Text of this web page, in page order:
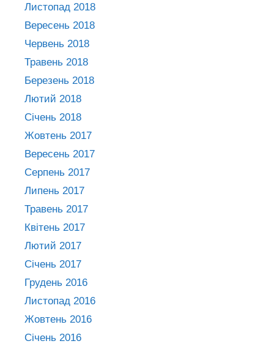
Листопад 2018
Вересень 2018
Червень 2018
Травень 2018
Березень 2018
Лютий 2018
Січень 2018
Жовтень 2017
Вересень 2017
Серпень 2017
Липень 2017
Травень 2017
Квітень 2017
Лютий 2017
Січень 2017
Грудень 2016
Листопад 2016
Жовтень 2016
Січень 2016